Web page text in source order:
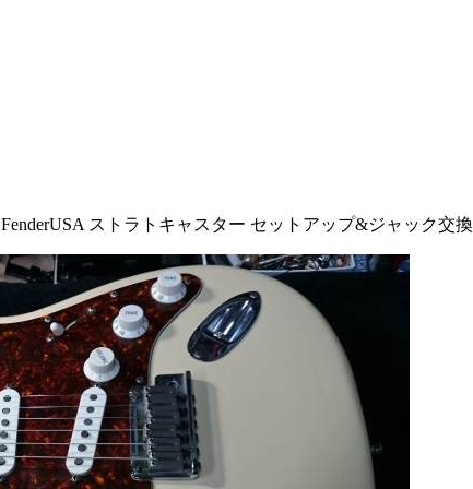
FenderUSA ストラトキャスター セットアップ&ジャック交換